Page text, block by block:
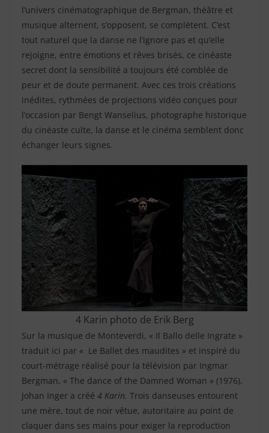
l’univers cinématographique de Bergman, théâtre et
musique alternent, s’opposent, se complètent. C’est
tout naturel que la danse ne l’ignore pas et qu’elle
rejoigne, entre émotions et rêves brisés, ce cinéaste
secret dont la sensibilité a toujours été comblée de
peur et de doute permanent. Avec ces trois créations
inédites, rythmées de projections vidéo conçues pour
l’occasion par Bengt Wanselius, photographe historique
du cinéaste culte, la danse et le cinéma semblent donc
échanger leurs signes.
4 Karin photo de Erik Berg
Sur la musique de Monteverdi, « Il Ballo delle Ingrate »
traduit ici par « Le Ballet des maudites » et inspiré du
court-métrage réalisé pour la télévision par Ingmar
Bergman, « The dance of the Damned Woman » (1976),
Johan Inger a créé 4 Karin. Trois danseuses entourent
une mère, tout de noir vêtue, autoritaire au point de
claquer dans ses mains pour exiger la reproduction